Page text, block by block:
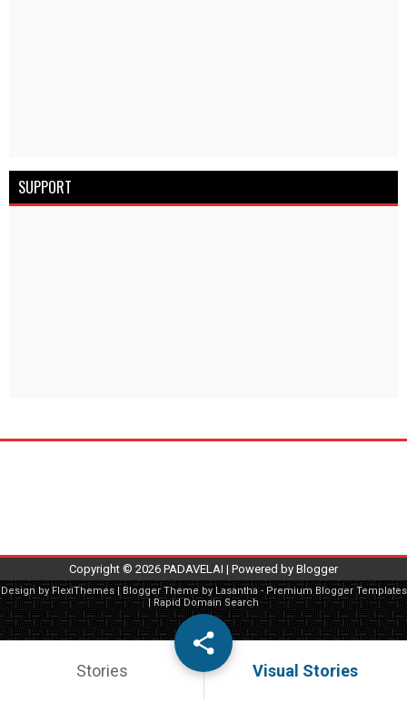
SUPPORT
Copyright © 2026 PADAVELAI | Powered by Blogger
Design by FlexiThemes| Blogger Theme by Lasantha-Premium Blogger Templates
|Rapid Domain Search
Stories Visual Stories